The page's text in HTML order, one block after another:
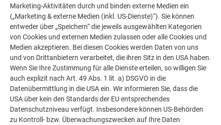
PREFA Produktsortiment
Überzeugen Sie sich vom vielfältigen PREFA Sortiment und
Marketing-Aktivitäten durch und binden externe Medien ein
(„Marketing & externe Medien (inkl. US-Dienste)“). Sie können
entweder über „Speichern“ die jeweils ausgewählten Kategorien
von Cookies und externen Medien zulassen oder alle Cookies und
Medien akzeptieren. Bei diesen Cookies werden Daten von uns
und von Drittanbietern verarbeitet, die ihren Sitz in den USA haben.
Wenn Sie Ihre Zustimmung für alle Dienste erteilen, so willigen Sie
auch explizit nach Art. 49 Abs. 1 lit. a) DSGVO in die
Datenübermittlung in die USA ein. Wir informieren Sie, dass die
USA über kein den Standards der EU entsprechendes
Datenschutzniveau verfügt. Insbesondere können US-Behörden
zu Kontroll- bzw. Überwachungszwecken auf Ihre Daten